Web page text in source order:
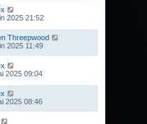
2025 21:52
Threepwood
2025 11:49
2025 09:04
2025 08:46